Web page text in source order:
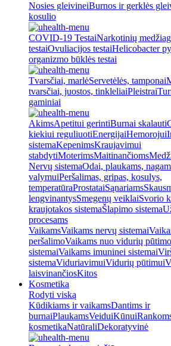
Nosies gleivineiBurnos ir gerklės
kosulio
COVID-19 TestaiNarkotinių
testaiOvuliacijos testaiHelicobacter
organizmo būklės testai
Tvarsčiai, marlėServetėlės, tamponai
tvarsčiai, juostos, tinkleliaiPleistrai
gaminiai
AkimsApetitui gerintiBurnai skalauti
kiekiui reguliuotiEnergijaiHemorojui
sistemaKepenimsKraujavimui
stabdytiMoterimsMaitinančioms
Nervų sistemaOdai, plaukams,
valymuiPeršalimas, gripas, kosulys,
temperatūraProstataiSąnariams
lengvinantysSmegenų veiklaiSvorio
kraujotakos sistemaŠlapimo sistema
procesams
VaikamsVaikams nervų sistemai
peršalimoVaikams nuo vidurių pūtimo
sistemaiVaikams imuninei sistemai
sistemaViduriavimuiVidurių pūtimui
laisvinančiosKitos
Kosmetika
Rodyti viską
Kūdikiams ir vaikamsDantims ir
burnaiPlaukamsVeiduiKūnui
kosmetikaNatūraliDekoratyvinė